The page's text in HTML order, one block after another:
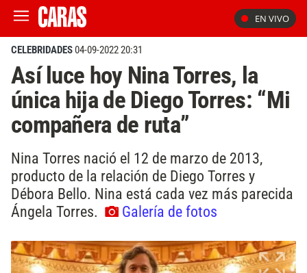
EN VIVO
CELEBRIDADES04-09-2022 20:31
Así luce hoy Nina Torres, la
única hija de Diego Torres: “Mi
compañera de ruta”
Nina Torres nació el 12 de marzo de 2013,
producto de la relación de Diego Torres y
Débora Bello. Nina está cada vez más parecida
Ángela Torres.
Galería de fotos